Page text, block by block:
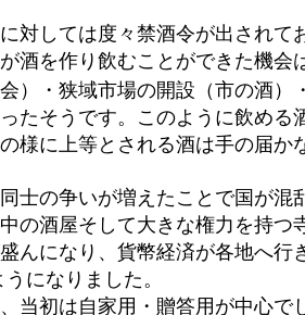
対しては度々禁酒令が出され
酒を作り飲むことができた機
・狭域市場の開設（市の酒）
たそうです。このように飲め
様に上等とされる酒は手の届か
士の争いが増えたことで国が
の酒屋そして大きな権力を持
んになり、貨幣経済が各地へ
になりました。
当初は自家用・贈答用が中心